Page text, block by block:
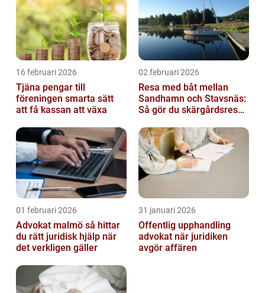
16 februari 2026
Tjäna pengar till
föreningen smarta sätt
att få kassan att växa
02 februari 2026
Resa med båt mellan
Sandhamn och Stavsnäs:
Så gör du skärgårdsresan
01 februari 2026
Advokat malmö så hittar
du rätt juridisk hjälp när
det verkligen gäller
31 januari 2026
Offentlig upphandling
advokat när juridiken
avgör affären